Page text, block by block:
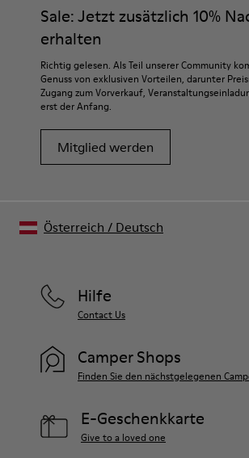
Sale: Jetzt zusätzlich 10%
erhalten
Richtig gelesen. Als Teil unserer Community
Genuss von exklusiven Vorteilen, darunter
Zugang zum Vorverkauf,
erst der Anfang.
Mitglied werden
Hilfe
Contact Us
Camper Shops
Finden Sie den nächstgelegenen
E-Geschenkkarte
Give to a loved one
Österreich / Deutsch